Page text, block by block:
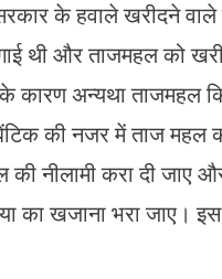
के हवाले खरीदने
थी और ताजमहल को
कारण अन्यथा ताजमहल
बेंटिक की नजर में ताज
की नीलामी करा दी जाए
का खजाना भरा जाए।